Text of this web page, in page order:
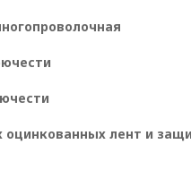
оцинкованных лент и
в ООО
данных,